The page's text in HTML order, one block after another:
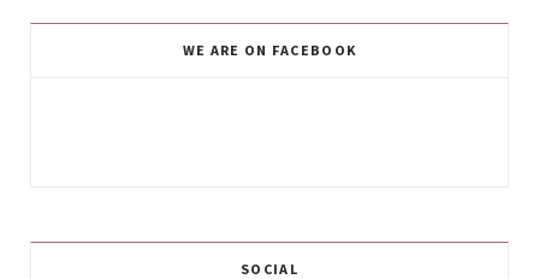
WE ARE ON FACEBOOK
SOCIAL